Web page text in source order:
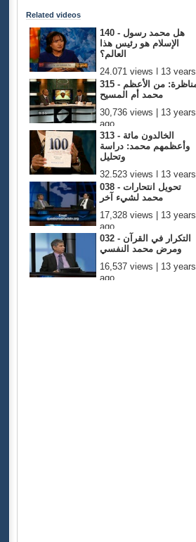
Related videos
140 - هل محمد رسول
الإسلام هو رئيس هذا
العالم؟
24,071 views | 13 years
ago
315 - مناظرة: من الأعظم
محمد أم المسيح
30,736 views | 13 years
ago
313 - الخالدون مائة
وأعظمهم محمد: دراسة
وتحليل
32,523 views | 13 years
ago
038 - تحويل انتحارات
محمد لشيء آخر
17,328 views | 13 years
ago
032 - التكرار في القرآن
ومرض محمد النفسي
16,537 views | 13 years
ago